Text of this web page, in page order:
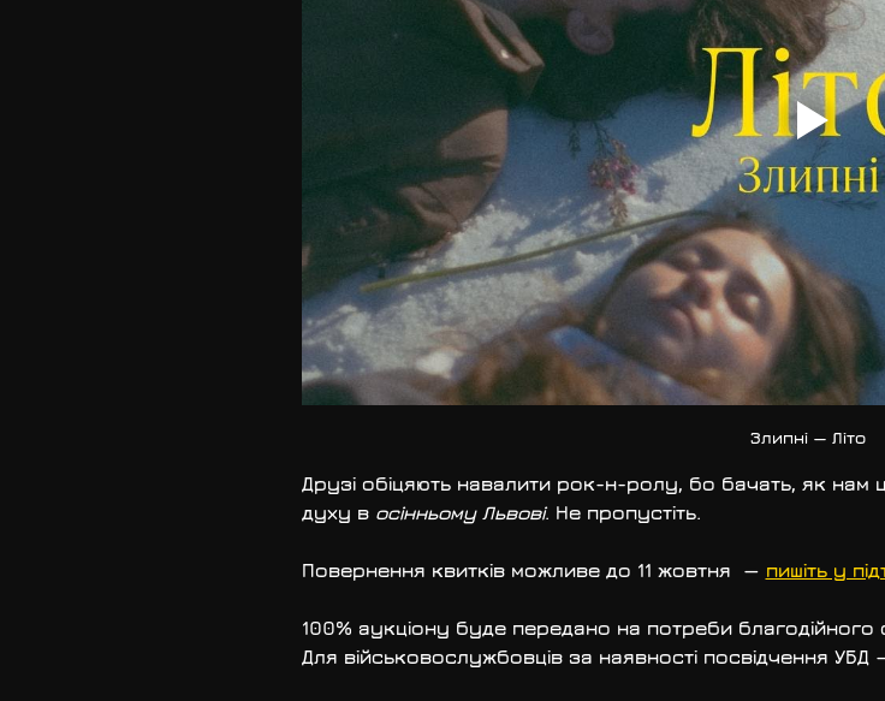
Злипні — Літо
Друзі обіцяють навалити рок-н-ролу, бо бачать, як нам
духу в осінньому Львові. Не пропустіть.
Повернення квитків можливе до 11 жовтня  — пишіть у
100% аукціону буде передано на потреби
Для військовослужбовців за наявності посвідчення УБД